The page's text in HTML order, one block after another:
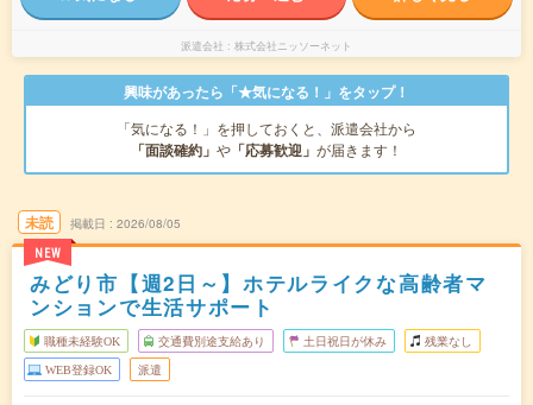
派遣会社 株式会社ニッソーネット
興味があったら「★気になる！」をタップ！
「気になる！」を押しておくと、派遣会社から
「面談確約」 や 「応募歓迎」 が届きます！
未読
NEW
掲載日 2026/08/05
みどり市【週2日～】ホテルライクな高齢者マ
ンションで生活サポート
職種未経験OK 交通費別途支給あり 土日祝日が休み 残業なし
WEB登録OK 派遣